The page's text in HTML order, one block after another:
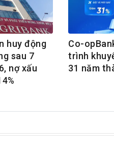
huy động
sau 7
nợ xấu
Co-
trình
31 năm